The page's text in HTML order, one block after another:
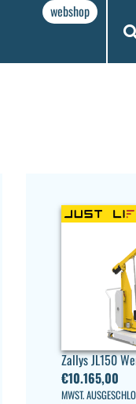
webshop
Zallys JL150
€10.165,00
MWST.